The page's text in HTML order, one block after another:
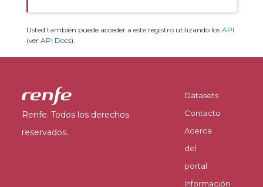
Usted también puede acceder a este registro utilizando los API
(ver API Docs).
Renfe. Todos los derechos
reservados.
Datasets
Contacto
Acerca
del
portal
Información